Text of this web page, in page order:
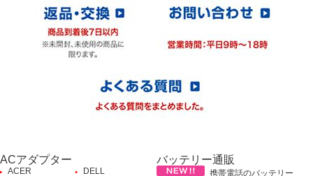
ACアダプター
ACER DELL
バッテリー通販
携帯電話のバッテリー